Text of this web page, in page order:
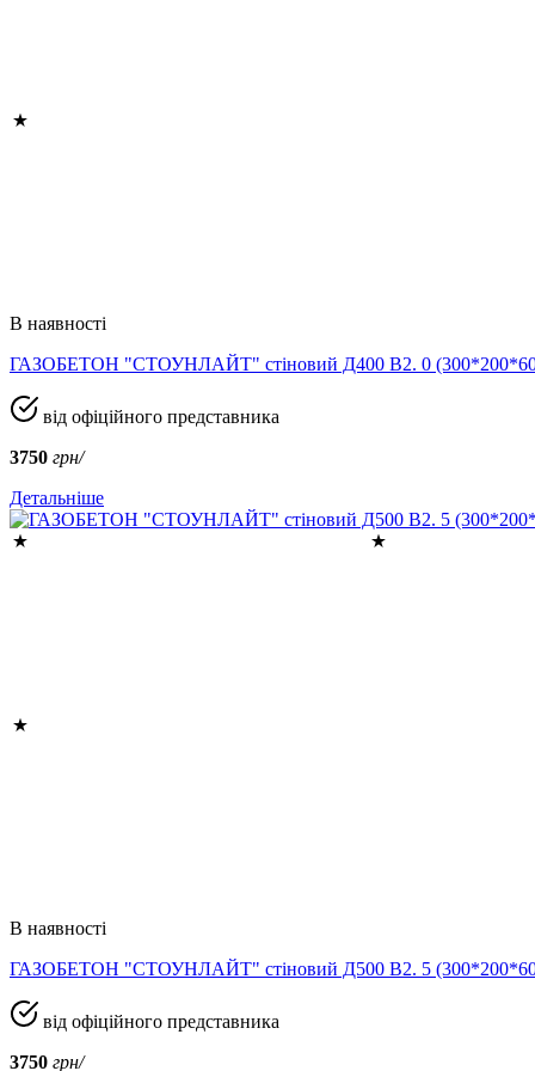
В наявності
ГАЗОБЕТОН "СТОУНЛАЙТ" стіновий Д400 В2. 0
від офіційного представника
3750 грн/
Детальніше
В наявності
ГАЗОБЕТОН "СТОУНЛАЙТ" стіновий Д500 В2. 5
від офіційного представника
3750 грн/